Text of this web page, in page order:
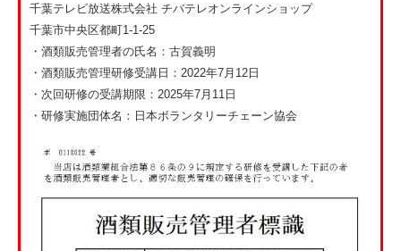
千葉テレビ放送株式会社 チバテレオンラインショップ
千葉市中央区都町1-1-25
・酒類販売管理者の氏名：古賀義明
・酒類販売管理研修受講日：2022年7月12日
・次回研修の受講期限：2025年7月11日
・研修実施団体名：日本ボランタリーチェーン協会